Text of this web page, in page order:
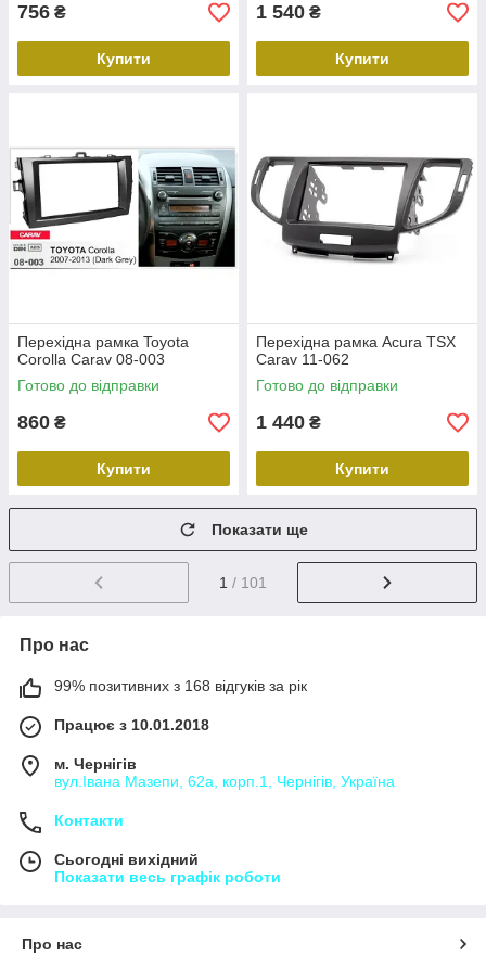
756 ₴
Купити
1 540 ₴
Купити
Перехідна рамка Toyota
Corolla Carav 08-003
Готово до відправки
860 ₴
Купити
Перехідна рамка Acura TSX
Carav 11-062
Готово до відправки
1 440 ₴
Купити
Показати ще
1 / 101
Про нас
99% позитивних з 168 відгуків за рік
Працює з 10.01.2018
м. Чернігів
вул.Івана Мазепи, 62а, корп.1, Чернігів, Україна
Контакти
Сьогодні вихідний
Показати весь графік роботи
Про нас